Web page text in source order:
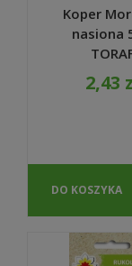
Koper
nasiona
2,43
DO KOSZYKA